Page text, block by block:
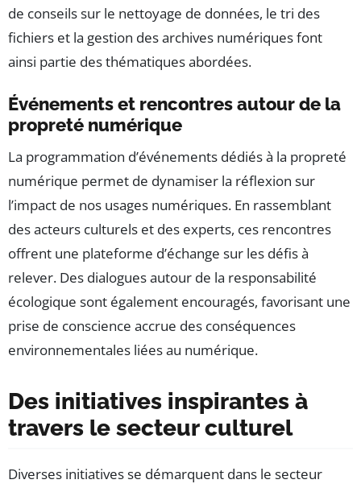
de conseils sur le nettoyage de données, le tri des
fichiers et la gestion des archives numériques font
ainsi partie des thématiques abordées.
Événements et rencontres autour de la
propreté numérique
La programmation d’événements dédiés à la propreté
numérique permet de dynamiser la réflexion sur
l’impact de nos usages numériques. En rassemblant
des acteurs culturels et des experts, ces rencontres
offrent une plateforme d’échange sur les défis à
relever. Des dialogues autour de la responsabilité
écologique sont également encouragés, favorisant une
prise de conscience accrue des conséquences
environnementales liées au numérique.
Des initiatives inspirantes à
travers le secteur culturel
Diverses initiatives se démarquent dans le secteur